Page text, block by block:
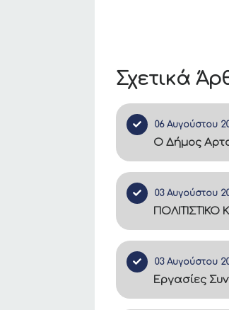
Σχετικά
06 Αυγούστου
Ο Δήμος
03 Αυγούστου
ΠΟΛΙΤΙΣΤΙΚΟ
03 Αυγούστου
Εργασίες